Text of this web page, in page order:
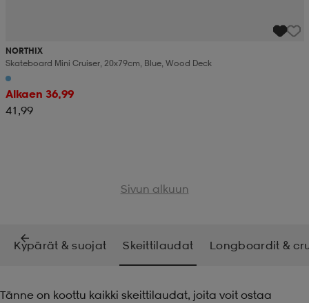
NORTHIX
Skateboard Mini Cruiser, 20x79cm, Blue, Wood Deck
Alkaen 36,99
41,99
Sivun alkuun
Kypärät & suojat Skeittilaudat Longboardit &
Tänne on koottu kaikki skeittilaudat, joita voit ostaa